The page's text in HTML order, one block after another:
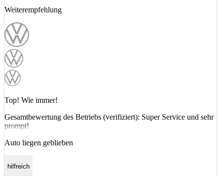
Weiterempfehlung
Top! Wie immer!
Gesamtbewertung des Betriebs (verifiziert): Super Service und sehr
prompt!
Auto liegen geblieben
hilfreich